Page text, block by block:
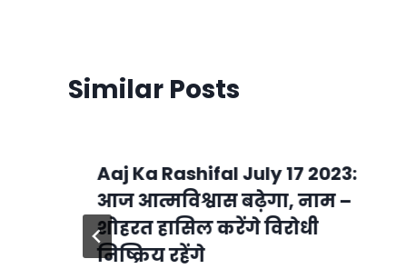
Similar Posts
Aaj Ka Rashifal July 17 2023:
आज आत्मविश्वास बढ़ेगा, नाम –
शोहरत हासिल करेंगे विरोधी
निष्क्रिय रहेंगे